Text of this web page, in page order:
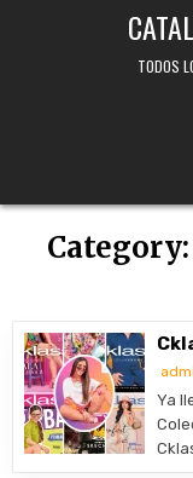
TODOS
Category:
Ya